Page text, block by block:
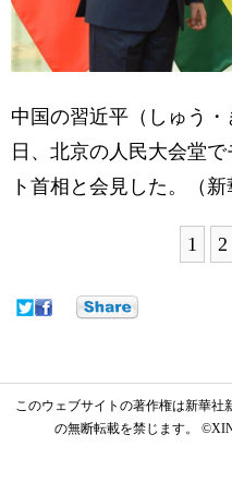
中国の習近平（しゅう
日、北京の人民大会堂
ト首相と会見した。（新
1 2
このウェブサイトの著作権は新華
の無断転載を禁じます。